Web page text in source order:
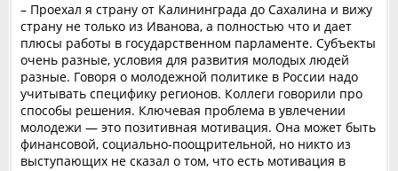
– Проехал я страну от Калининграда до Сахалина и вижу
страну не только из Иванова, а полностью что и дает
плюсы работы в государственном парламенте. Субъекты
очень разные, условия для развития молодых людей
разные. Говоря о молодежной политике в России надо
учитывать специфику регионов. Коллеги говорили про
способы решения. Ключевая проблема в увлечении
молодежи — это позитивная мотивация. Она может быть
финансовой, социально-поощрительной, но никто из
выступающих не сказал о том, что есть мотивация в